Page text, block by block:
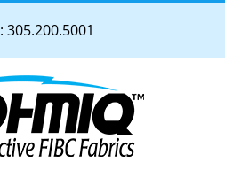
305.200.5001